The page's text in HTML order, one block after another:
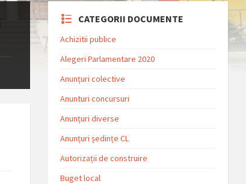
CATEGORII DOCUMENTE
Achizitii publice
Alegeri Parlamentare 2020
Anunțuri colective
Anunturi concursuri
Anunțuri diverse
Anunțuri ședințe CL
Autorizații de construire
Buget local